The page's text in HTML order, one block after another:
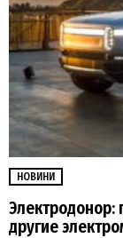
НОВИНИ
Электродонор:
другие